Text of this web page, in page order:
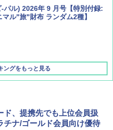
パル) 2026年 9 月号【特別付録:
ル"旅"財布 ランダム2種】
ングをもっと見る
き方 チェンマイ タイ北部の魅
～2027 地球の歩き方D アジア
ズコレクション 山善] ポップアッ
みたいに広げて畳める パッとサ
ード キューブ フルクローズ メ
ンドック)ソロ ドーム 1 EX BDK
ソロキャンプ ポリエステル フ
ト
ド、提携先でも上位会員扱
チナ/ゴールド会員向け優待